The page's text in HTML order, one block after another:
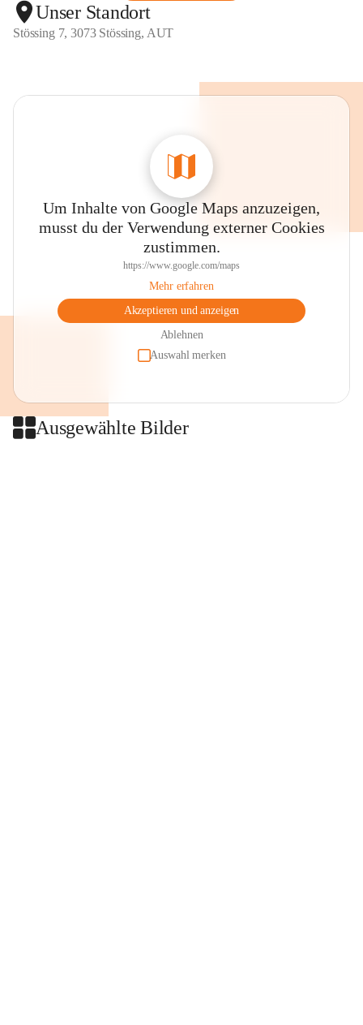
Unser Standort
Stössing 7, 3073 Stössing, AUT
Um Inhalte von Google Maps anzuzeigen,
musst du der Verwendung externer Cookies
zustimmen.
https://www.google.com/maps
Mehr erfahren
Akzeptieren und anzeigen
Ablehnen
Auswahl merken
Ausgewählte Bilder